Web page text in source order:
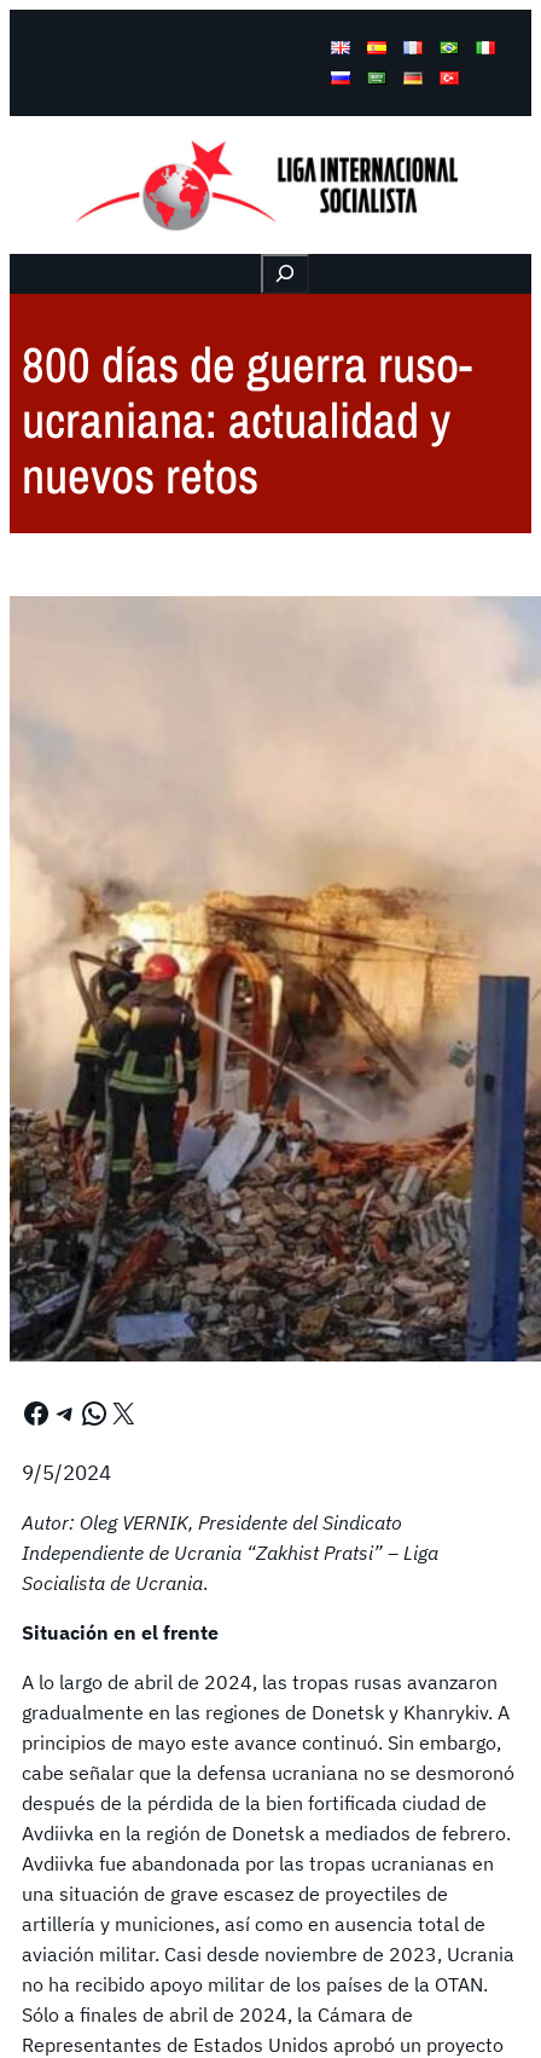
Buscar
800 días de guerra ruso-
ucraniana: actualidad y
nuevos retos
Facebook Telegram WhatsApp X
9/5/2024
Autor: Oleg VERNIK, Presidente del Sindicato
Independiente de Ucrania “Zakhist Pratsi” – Liga
Socialista de Ucrania.
Situación en el frente
A lo largo de abril de 2024, las tropas rusas avanzaron
gradualmente en las regiones de Donetsk y Khanrykiv. A
principios de mayo este avance continuó. Sin embargo,
cabe señalar que la defensa ucraniana no se desmoronó
después de la pérdida de la bien fortificada ciudad de
Avdiivka en la región de Donetsk a mediados de febrero.
Avdiivka fue abandonada por las tropas ucranianas en
una situación de grave escasez de proyectiles de
artillería y municiones, así como en ausencia total de
aviación militar. Casi desde noviembre de 2023, Ucrania
no ha recibido apoyo militar de los países de la OTAN.
Sólo a finales de abril de 2024, la Cámara de
Representantes de Estados Unidos aprobó un proyecto